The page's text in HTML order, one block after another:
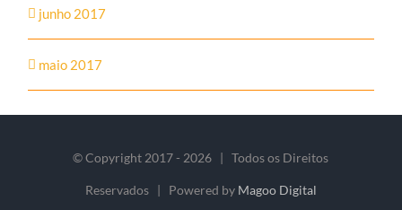
junho 2017
maio 2017
© Copyright 2017 - 2026 | Todos os Direitos
Reservados | Powered by Magoo Digital